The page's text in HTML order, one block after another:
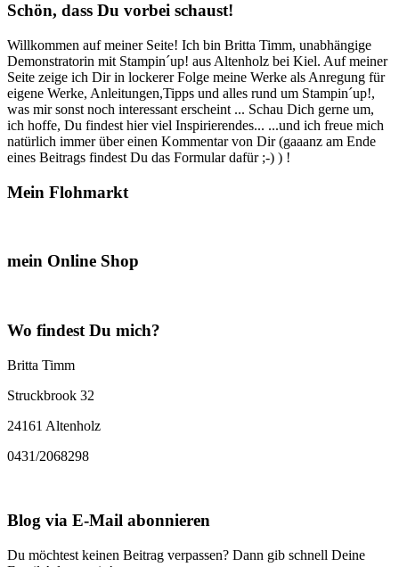
Schön, dass Du vorbei schaust!
Willkommen auf meiner Seite! Ich bin Britta Timm, unabhängige
Demonstratorin mit Stampin´up! aus Altenholz bei Kiel. Auf meiner
Seite zeige ich Dir in lockerer Folge meine Werke als Anregung für
eigene Werke, Anleitungen,Tipps und alles rund um Stampin´up!,
was mir sonst noch interessant erscheint ... Schau Dich gerne um,
ich hoffe, Du findest hier viel Inspirierendes... ...und ich freue mich
natürlich immer über einen Kommentar von Dir (gaaanz am Ende
eines Beitrags findest Du das Formular dafür ;-) ) !
Mein Flohmarkt
mein Online Shop
Wo findest Du mich?
Britta Timm
Struckbrook 32
24161 Altenholz
0431/2068298
Blog via E-Mail abonnieren
Du möchtest keinen Beitrag verpassen? Dann gib schnell Deine